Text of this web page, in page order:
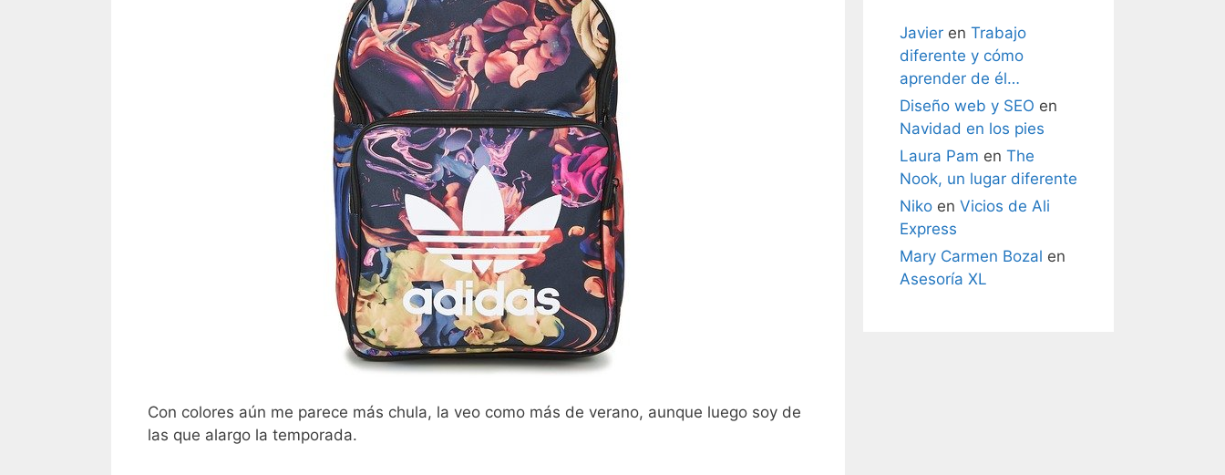
Con colores aún me parece más chula, la veo como más de verano, aunque luego soy de
las que alargo la temporada.
Javier en Trabajo
diferente y cómo
aprender de él…
Diseño web y SEO en
Navidad en los pies
Laura Pam en The
Nook, un lugar diferente
Niko en Vicios de Ali
Express
Mary Carmen Bozal en
Asesoría XL